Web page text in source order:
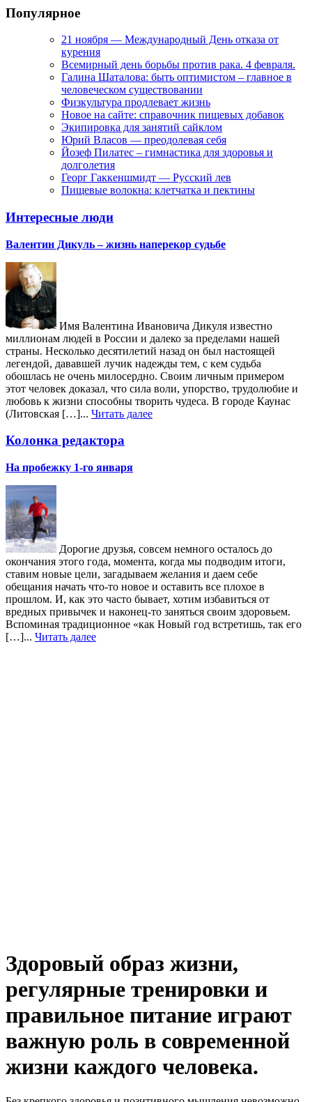
Популярное
21 ноября — Международный День отказа от
курения
Всемирный день борьбы против рака. 4 февраля.
Галина Шаталова: быть оптимистом – главное в
человеческом существовании
Физкультура продлевает жизнь
Новое на сайте: справочник пищевых добавок
Экипировка для занятий сайклом
Юрий Власов — преодолевая себя
Йозеф Пилатес – гимнастика для здоровья и
долголетия
Георг Гаккеншмидт — Русский лев
Пищевые волокна: клетчатка и пектины
Интересные люди
Валентин Дикуль – жизнь наперекор судьбе
Имя Валентина Ивановича Дикуля известно
миллионам людей в России и далеко за пределами нашей
страны. Несколько десятилетий назад он был настоящей
легендой, дававшей лучик надежды тем, с кем судьба
обошлась не очень милосердно. Своим личным примером
этот человек доказал, что сила воли, упорство, трудолюбие и
любовь к жизни способны творить чудеса. В городе Каунас
(Литовская […]... Читать далее
Колонка редактора
На пробежку 1-го января
Дорогие друзья, совсем немного осталось до
окончания этого года, момента, когда мы подводим итоги,
ставим новые цели, загадываем желания и даем себе
обещания начать что-то новое и оставить все плохое в
прошлом. И, как это часто бывает, хотим избавиться от
вредных привычек и наконец-то заняться своим здоровьем.
Вспоминая традиционное «как Новый год встретишь, так его
[…]... Читать далее
Здоровый образ жизни,
регулярные тренировки и
правильное питание играют
важную роль в современной
жизни каждого человека.